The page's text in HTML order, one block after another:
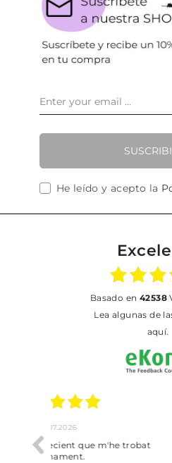
He leído y acepto la
basado en 42538
Lea algunas de las opiniones
aquí.
trobat
Bien pero soy de
dejado